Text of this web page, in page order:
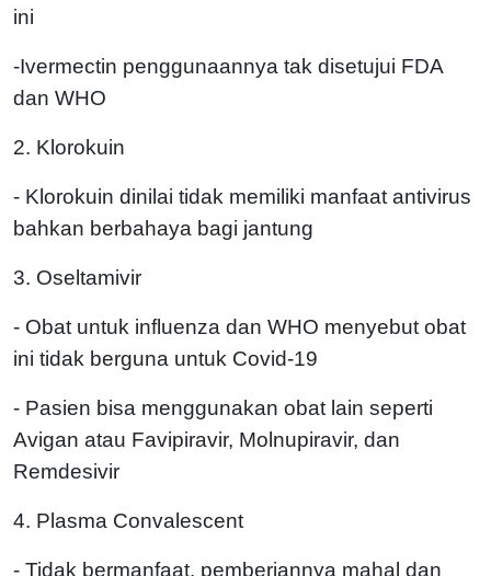
ini
-Ivermectin penggunaannya tak disetujui FDA
dan WHO
2. Klorokuin
- Klorokuin dinilai tidak memiliki manfaat antivirus
bahkan berbahaya bagi jantung
3. Oseltamivir
- Obat untuk influenza dan WHO menyebut obat
ini tidak berguna untuk Covid-19
- Pasien bisa menggunakan obat lain seperti
Avigan atau Favipiravir, Molnupiravir, dan
Remdesivir
4. Plasma Convalescent
- Tidak bermanfaat, pemberiannya mahal dan